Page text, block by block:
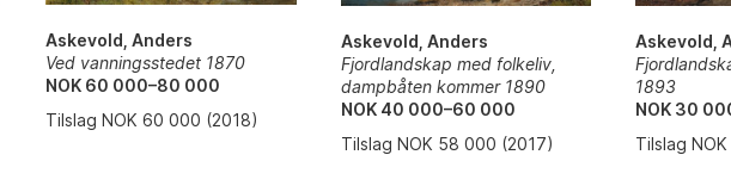
Askevold, Anders
Ved vanningsstedet 1870
NOK 60 000–80 000
Tilslag NOK 60 000 (2018)
Askevold, Anders
Fjordlandskap med folkeliv,
dampbåten kommer 1890
NOK 40 000–60 000
Tilslag NOK 58 000 (2017)
Askevold,
1893
NOK 30
Tilslag